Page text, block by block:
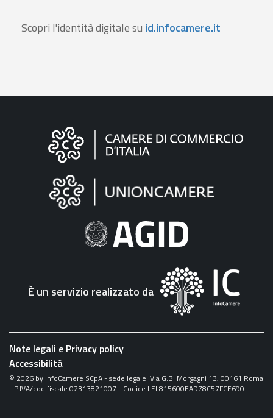
Scopri l'identità digitale su id.infocamere.it
Informazioni
"Fattura
Elettronica"
È un servizio realizzato da
Note legali e Privacy policy
Accessibilità
© 2026 by InfoCamere SCpA - sede legale: Via G.B. Morgagni 13, 00161 Roma
- P.IVA/cod.fiscale 02313821007 - Codice LEI 815600EAD78C57FCE690